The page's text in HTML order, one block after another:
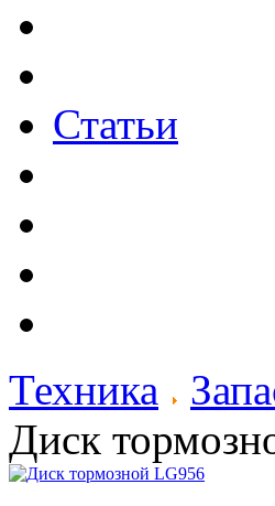
Статьи
Техника
Диск